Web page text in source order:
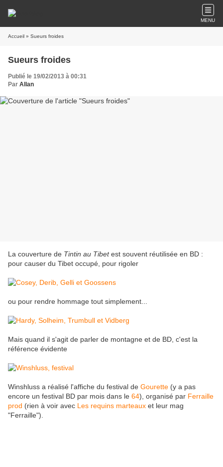
MENU
Accueil » Sueurs froides
Sueurs froides
Publié le 19/02/2013 à 00:31
Par Allan
La couverture de Tintin au Tibetest souvent réutilisée en BD :
pour causer du Tibet occupé, pour rigoler
ou pour rendre hommage tout simplement...
Mais quand il s'agit de parler de montagne et de BD, c'est la
référence évidente
Winshluss a réalisé l'affiche du festival de Gourette (y a pas
encore un festival BD par mois dans le 64), organisé par Ferraille
prod (rien à voir avec Les requins marteaux et leur mag
"Ferraille").